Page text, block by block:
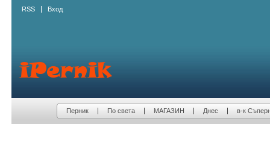
RSS Вход
Перник По света МАГАЗИН Днес в-к